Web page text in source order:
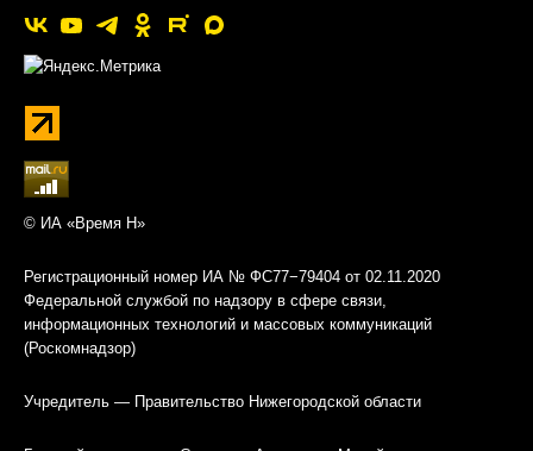
© ИА «Время Н»
Регистрационный номер ИА № ФС77−79404 от 02.11.2020
Федеральной службой по надзору в сфере связи,
информационных технологий и массовых коммуникаций
(Роскомнадзор)
Учредитель — Правительство Нижегородской области